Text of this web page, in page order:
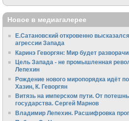
Новое в медиагалерее
Е.Сатановский откровенно
агрессии Запада
Каринэ Геворгян: Мир будет
Цель Запада - не промышленная
Лепехин
Рождение нового миропорядка идёт
Хазин, К. Геворгян
Витязь на имперском пути. От
государства. Сергей Марнов
Владимир Лепехин. Расшифровка